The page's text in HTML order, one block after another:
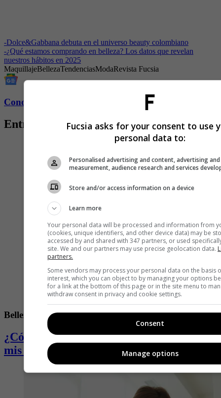
-Dolce&Gabbana debuta en el universo beauty colombiano
-¿Qué estamos comprando en belleza? Los datos que revelan
nuestros hábitos en 2025
MaquillajeBellezaTendenciasModaRevista Fucsia
Conozca más de Fucsia aquí
Entradas relacionadas
Belleza
¿Cómo puedo combatir la dilatación de
mis poros?
Fucsia asks for your consent to use
personal data to:
Personalised advertising and content, advertising
measurement, audience research and services
Store and/or access information on a device
Learn more
Your personal data will be processed and information from
(cookies, unique identifiers, and other device data) may be
accessed by and shared with 347 partners, or used
site. We and our partners may use precise geolocation data.
partners.
Some vendors may process your personal data on the basis
interest, which you can object to by managing your options
for a link at the bottom of this page or in the site menu to
withdraw consent in privacy and cookie settings.
Consent
Manage options